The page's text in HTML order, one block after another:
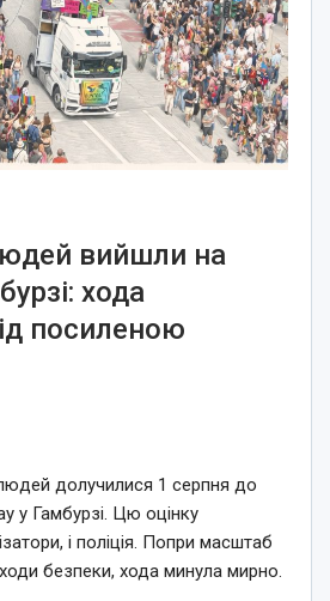
вийшли на
хода
посиленою
долучилися 1 серпня до
у Гамбурзі. Цю оцінку
і поліція. Попри масштаб
безпеки, хода минула мирно.